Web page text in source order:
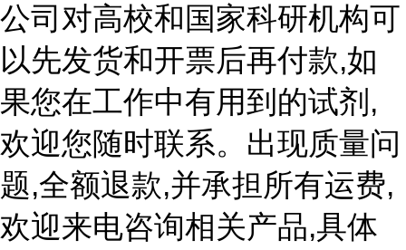
公司对高校和国家科研机构可
以先发货和开票后再付款,如
果您在工作中有用到的试剂,
欢迎您随时联系。出现质量问
题,全额退款,并承担所有运费,
欢迎来电咨询相关产品,具体